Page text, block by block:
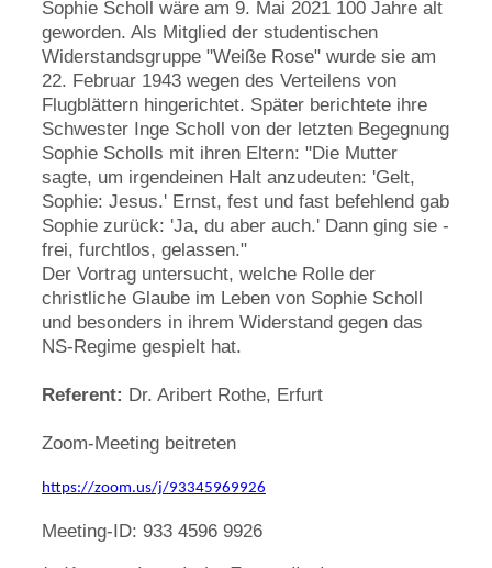
Sophie Scholl wäre am 9. Mai 2021 100 Jahre alt
geworden. Als Mitglied der studentischen
Widerstandsgruppe "Weiße Rose" wurde sie am
22. Februar 1943 wegen des Verteilens von
Flugblättern hingerichtet. Später berichtete ihre
Schwester Inge Scholl von der letzten Begegnung
Sophie Scholls mit ihren Eltern: "Die Mutter
sagte, um irgendeinen Halt anzudeuten: 'Gelt,
Sophie: Jesus.' Ernst, fest und fast befehlend gab
Sophie zurück: 'Ja, du aber auch.' Dann ging sie -
frei, furchtlos, gelassen."
Der Vortrag untersucht, welche Rolle der
christliche Glaube im Leben von Sophie Scholl
und besonders in ihrem Widerstand gegen das
NS-Regime gespielt hat.
Referent: Dr. Aribert Rothe, Erfurt
Zoom-Meeting beitreten
https://zoom.us/j/93345969926
Meeting-ID: 933 4596 9926